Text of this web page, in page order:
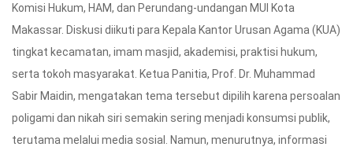
Komisi Hukum, HAM, dan Perundang-undangan MUI Kota
Makassar. Diskusi diikuti para Kepala Kantor Urusan Agama (KUA)
tingkat kecamatan, imam masjid, akademisi, praktisi hukum,
serta tokoh masyarakat. Ketua Panitia, Prof. Dr. Muhammad
Sabir Maidin, mengatakan tema tersebut dipilih karena persoalan
poligami dan nikah siri semakin sering menjadi konsumsi publik,
terutama melalui media sosial. Namun, menurutnya, informasi